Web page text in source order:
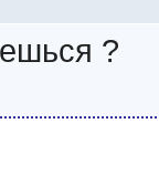
?